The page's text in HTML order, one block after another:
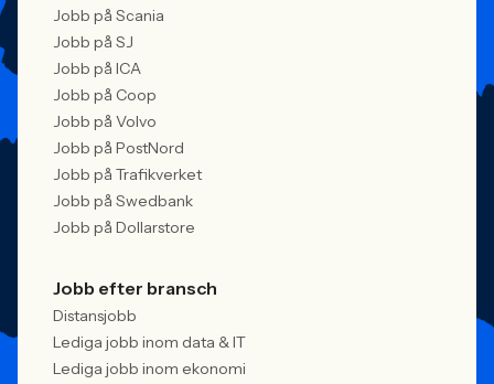
Jobb på Scania
Jobb på SJ
Jobb på ICA
Jobb på Coop
Jobb på Volvo
Jobb på PostNord
Jobb på Trafikverket
Jobb på Swedbank
Jobb på Dollarstore
Jobb efter bransch
Distansjobb
Lediga jobb inom data & IT
Lediga jobb inom ekonomi